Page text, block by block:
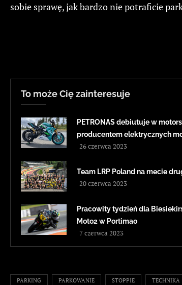
sobie sprawę, jak bardzo nie potraficie
To może Cię zainteresuje
PETRONAS debiutuje w
producentem elektrycznych
26 czerwca 2023
Team LRP Poland na mecie
20 czerwca 2023
Pracowity tydzień dla
Moto2 w Portimao
7 czerwca 2023
PARKING PARKOWANIE STOPPIE TECHNIKA